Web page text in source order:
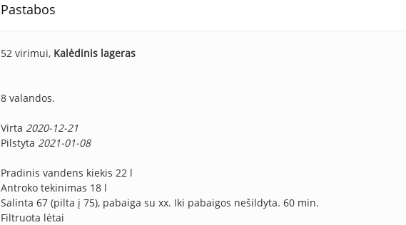
Pastabos
52 virimui, Kalėdinis lageras
8 valandos.
Virta 2020-12-21
Pilstyta 2021-01-08
Pradinis vandens kiekis 22 l
Antroko tekinimas 18 l
Salinta 67 (pilta į 75), pabaiga su xx. Iki pabaigos nešildyta. 60 min.
Filtruota lėtai